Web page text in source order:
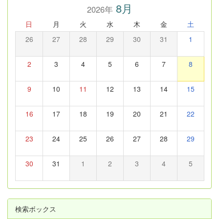
2026年8月
日 月 火 水 木 金 土
26 27 28 29 30 31 1
2 3 4 5 6 7 8
9 10 11 12 13 14 15
16 17 18 19 20 21 22
23 24 25 26 27 28 29
30 31 1 2 3 4 5
検索ボックス